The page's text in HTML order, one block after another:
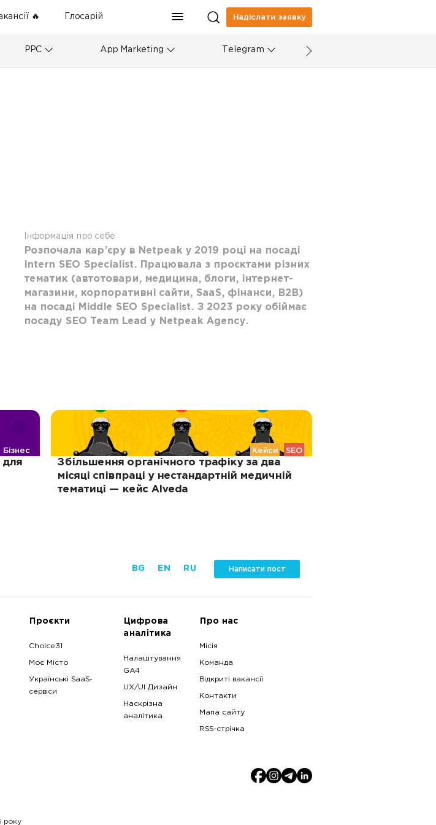
🔥 Глосарій Надіслати заявку
PPC App Marketing Telegram
Інформація про себе
Розпочала кар’єру в Netpeak у 2019 році на посаді
Intern SEO Specialist. Працювала з проєктами різних
тематик (автотовари, медицина, блоги, інтернет-
магазини, корпоративні сайти, SaaS, фінанси, В2В)
на посаді Middle SEO Specialist. З 2023 року обіймає
посаду SEO Team Lead у Netpeak Agency.
Бізнес
для
Кейси SEO
Збільшення органічного трафіку за два
місяці співпраці у нестандартній медичній
тематиці — кейс Alveda
BG EN RU Написати пост
Проєкти
Choice31
Моє Місто
Українські SaaS-
сервіси
Цифрова
аналітика
Налаштування
GA4
UX/UI Дизайн
Наскрізна
аналітика
Про нас
Місія
Команда
Відкриті вакансії
Контакти
Мапа сайту
RSS-стрічка
року